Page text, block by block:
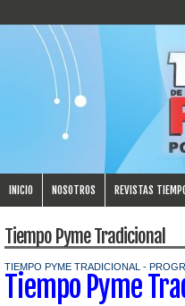
INICIO NOSOTROS REVISTAS
Tiempo Pyme Tradicional
TIEMPO PYME TRADICIONAL -
Tiempo Pyme